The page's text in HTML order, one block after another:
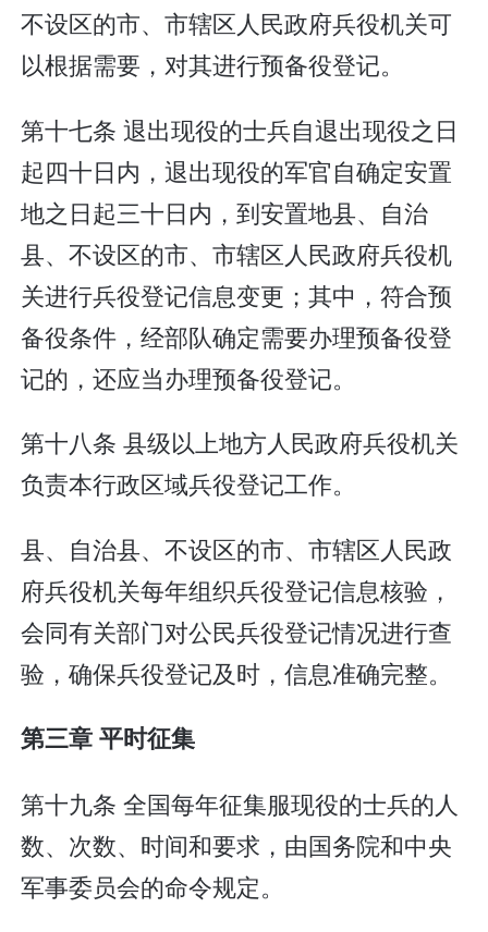
不设区的市、市辖区人民政府兵役机关可
以根据需要，对其进行预备役登记。
第十七条 退出现役的士兵自退出现役之日
起四十日内，退出现役的军官自确定安置
地之日起三十日内，到安置地县、自治
县、不设区的市、市辖区人民政府兵役机
关进行兵役登记信息变更；其中，符合预
备役条件，经部队确定需要办理预备役登
记的，还应当办理预备役登记。
第十八条 县级以上地方人民政府兵役机关
负责本行政区域兵役登记工作。
县、自治县、不设区的市、市辖区人民政
府兵役机关每年组织兵役登记信息核验，
会同有关部门对公民兵役登记情况进行查
验，确保兵役登记及时，信息准确完整。
第三章 平时征集
第十九条 全国每年征集服现役的士兵的人
数、次数、时间和要求，由国务院和中央
军事委员会的命令规定。